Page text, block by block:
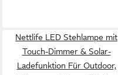
Nettlife LED Stehlampe mit
Touch-Dimmer & Solar-
Ladefunktion Für Outdoor,